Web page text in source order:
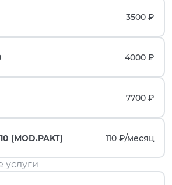
3500 ₽
4000 ₽
7700 ₽
(MOD.PAKT) 110 ₽/месяц
услуги